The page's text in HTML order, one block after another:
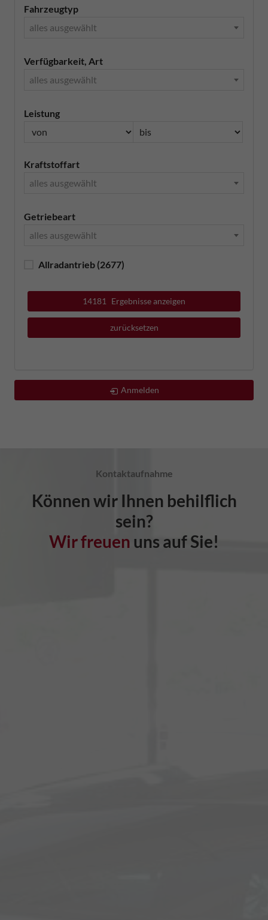
Fahrzeugtyp
alles ausgewählt
Verfügbarkeit, Art
alles ausgewählt
Leistung
Kraftstoffart
alles ausgewählt
Getriebeart
alles ausgewählt
Allradantrieb (2677)
14181 Ergebnisse anzeigen
zurücksetzen
Anmelden
Kontaktaufnahme
Können wir Ihnen behilflich
sein?
Wir freuen uns auf Sie!